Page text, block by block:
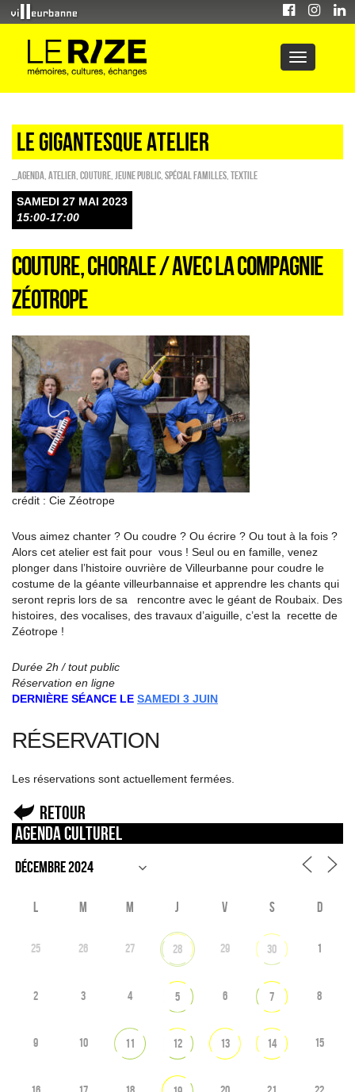
Le Gigantesque atelier
_Agenda Atelier Couture Jeune public Spécial familles Textile
SAMEDI 27 MAI 2023
15:00-17:00
COUTURE, CHORALE / AVEC LA COMPAGNIE
ZÉOTROPE
crédit : Cie Zéotrope
Vous aimez chanter ? Ou coudre ? Ou écrire ? Ou tout à la fois ?
Alors cet atelier est fait pour vous ! Seul ou en famille, venez
plonger dans l’histoire ouvrière de Villeurbanne pour coudre le
costume de la géante villeurbannaise et apprendre les chants qui
seront repris lors de sa rencontre avec le géant de Roubaix. Des
histoires, des vocalises, des travaux d’aiguille, c’est la recette de
Zéotrope !
Durée 2h / tout public
Réservation en ligne
DERNIÈRE SÉANCE LE SAMEDI 3 JUIN
RÉSERVATION
Les réservations sont actuellement fermées.
Retour
Agenda culturel
L M M J V S D
25 26 27 28 29 30 1
2 3 4 5 6 7 8
9 10 11 12 13 14 15